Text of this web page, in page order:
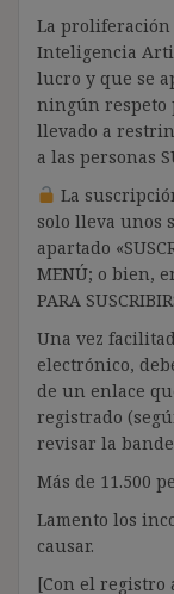
La
Inteligencia
lucro y que se
ningún respeto
llevado a
a las personas
La
solo lleva unos
apartado
MENÚ; o bien,
PARA
Una vez
electrónico,
de un enlace
registrado
revisar la
Más de 11.500
Lamento los
causar.
[Con el registro